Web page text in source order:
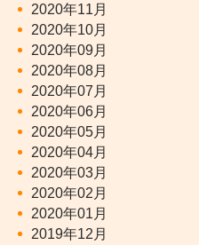
2020年11月
2020年10月
2020年09月
2020年08月
2020年07月
2020年06月
2020年05月
2020年04月
2020年03月
2020年02月
2020年01月
2019年12月